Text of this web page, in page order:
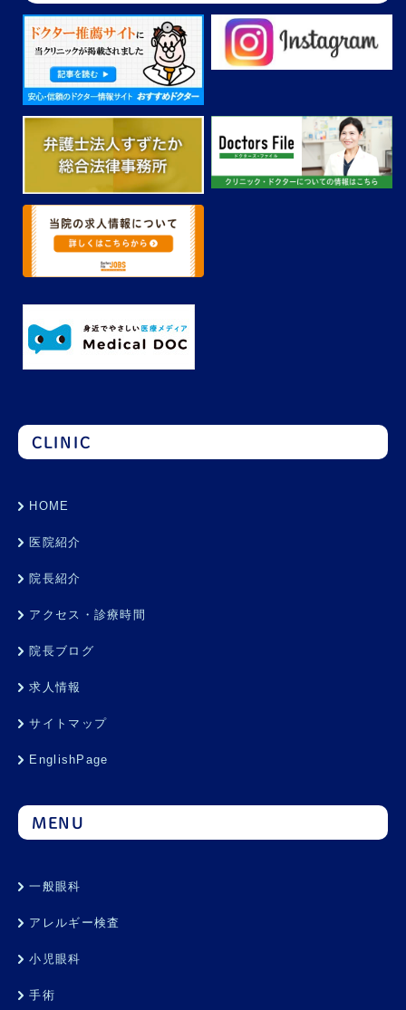
CLINIC
HOME
医院紹介
院長紹介
アクセス・診療時間
院長ブログ
求人情報
サイトマップ
EnglishPage
MENU
一般眼科
アレルギー検査
小児眼科
手術